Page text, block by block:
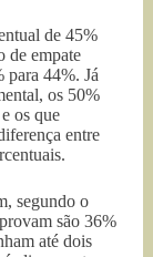
de 45%
de empate
para 44%. Já
os 50%
os que
entre
segundo o
são 36%
até dois